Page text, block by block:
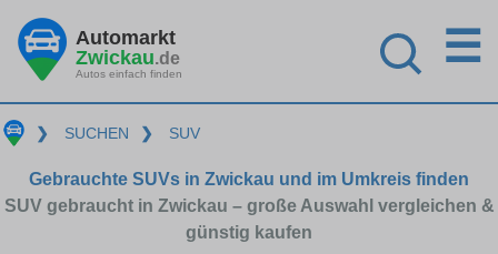
Automarkt
Zwickau.de
Autos einfach finden
☰
❯ SUCHEN ❯ SUV
Gebrauchte SUVs in Zwickau und im Umkreis finden
SUV gebraucht in Zwickau – große Auswahl vergleichen &
günstig kaufen